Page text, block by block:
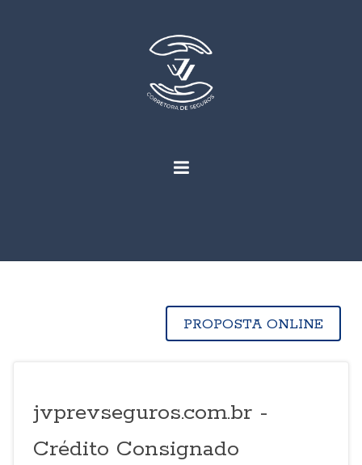
PROPOSTA ONLINE
jvprevseguros.com.br -
Crédito Consignado